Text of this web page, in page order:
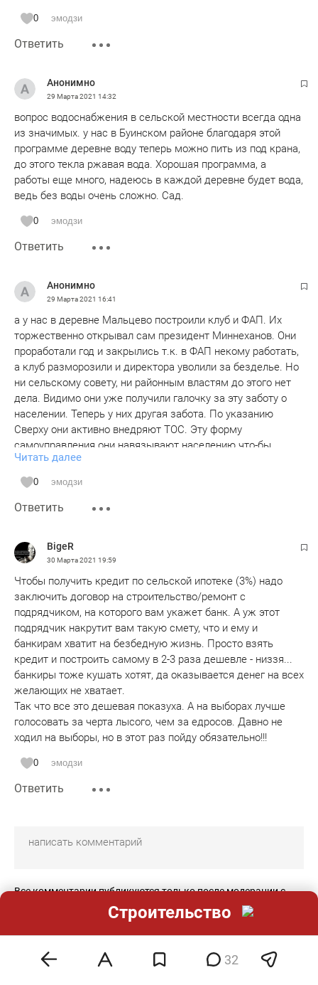
0 эмодзи
Ответить
Анонимно
29 Марта 2021 14:32
вопрос водоснабжения в сельской местности всегда одна
из значимых. у нас в Буинском районе благодаря этой
программе деревне воду теперь можно пить из под крана,
до этого текла ржавая вода. Хорошая программа, а
работы еще много, надеюсь в каждой деревне будет вода,
ведь без воды очень сложно. Сад.
0 эмодзи
Ответить
Анонимно
29 Марта 2021 16:41
а у нас в деревне Мальцево построили клуб и ФАП. Их
торжественно открывал сам президент Миннеханов. Они
проработали год и закрылись т.к. в ФАП некому работать,
а клуб разморозили и директора уволили за безделье. Но
ни сельскому совету, ни районным властям до этого нет
дела. Видимо они уже получили галочку за эту заботу о
населении. Теперь у них другая забота. По указанию
Сверху они активно внедряют ТОС. Эту форму
самоуправления они навязывают населению что-бы
самим больше не тратиться на благоустройство села, а
взвалить эту обязанность на самих сельчан, в основном
пенсионеров, обложив их дополнительными поборами в
виде самообложения. Вот так наша бессовестная власть
развитию села.Как-то не хочется желать им в этом
успехов.
Читать далее
0 эмодзи
Ответить
BigeR
30 Марта 2021 19:59
Чтобы получить кредит по сельской ипотеке (3%) надо
заключить договор на строительство/ремонт с
подрядчиком, на которого вам укажет банк. А уж этот
подрядчик накрутит вам такую смету, что и ему и
банкирам хватит на безбедную жизнь. Просто взять
кредит и построить самому в 2-3 раза дешевле - низзя...
банкиры тоже кушать хотят, да оказывается денег на всех
желающих не хватает.
Так что все это дешевая показуха. А на выборах лучше
голосовать за черта лысого, чем за едросов. Давно не
ходил на выборы, но в этот раз пойду обязательно!!!
0 эмодзи
Ответить
Все комментарии публикуются только после модерации с
задержкой 2-10 минут.
Редакция оставляет за собой право отказать в публикации
вашего комментария.
Правила модерирования
32
Строительство